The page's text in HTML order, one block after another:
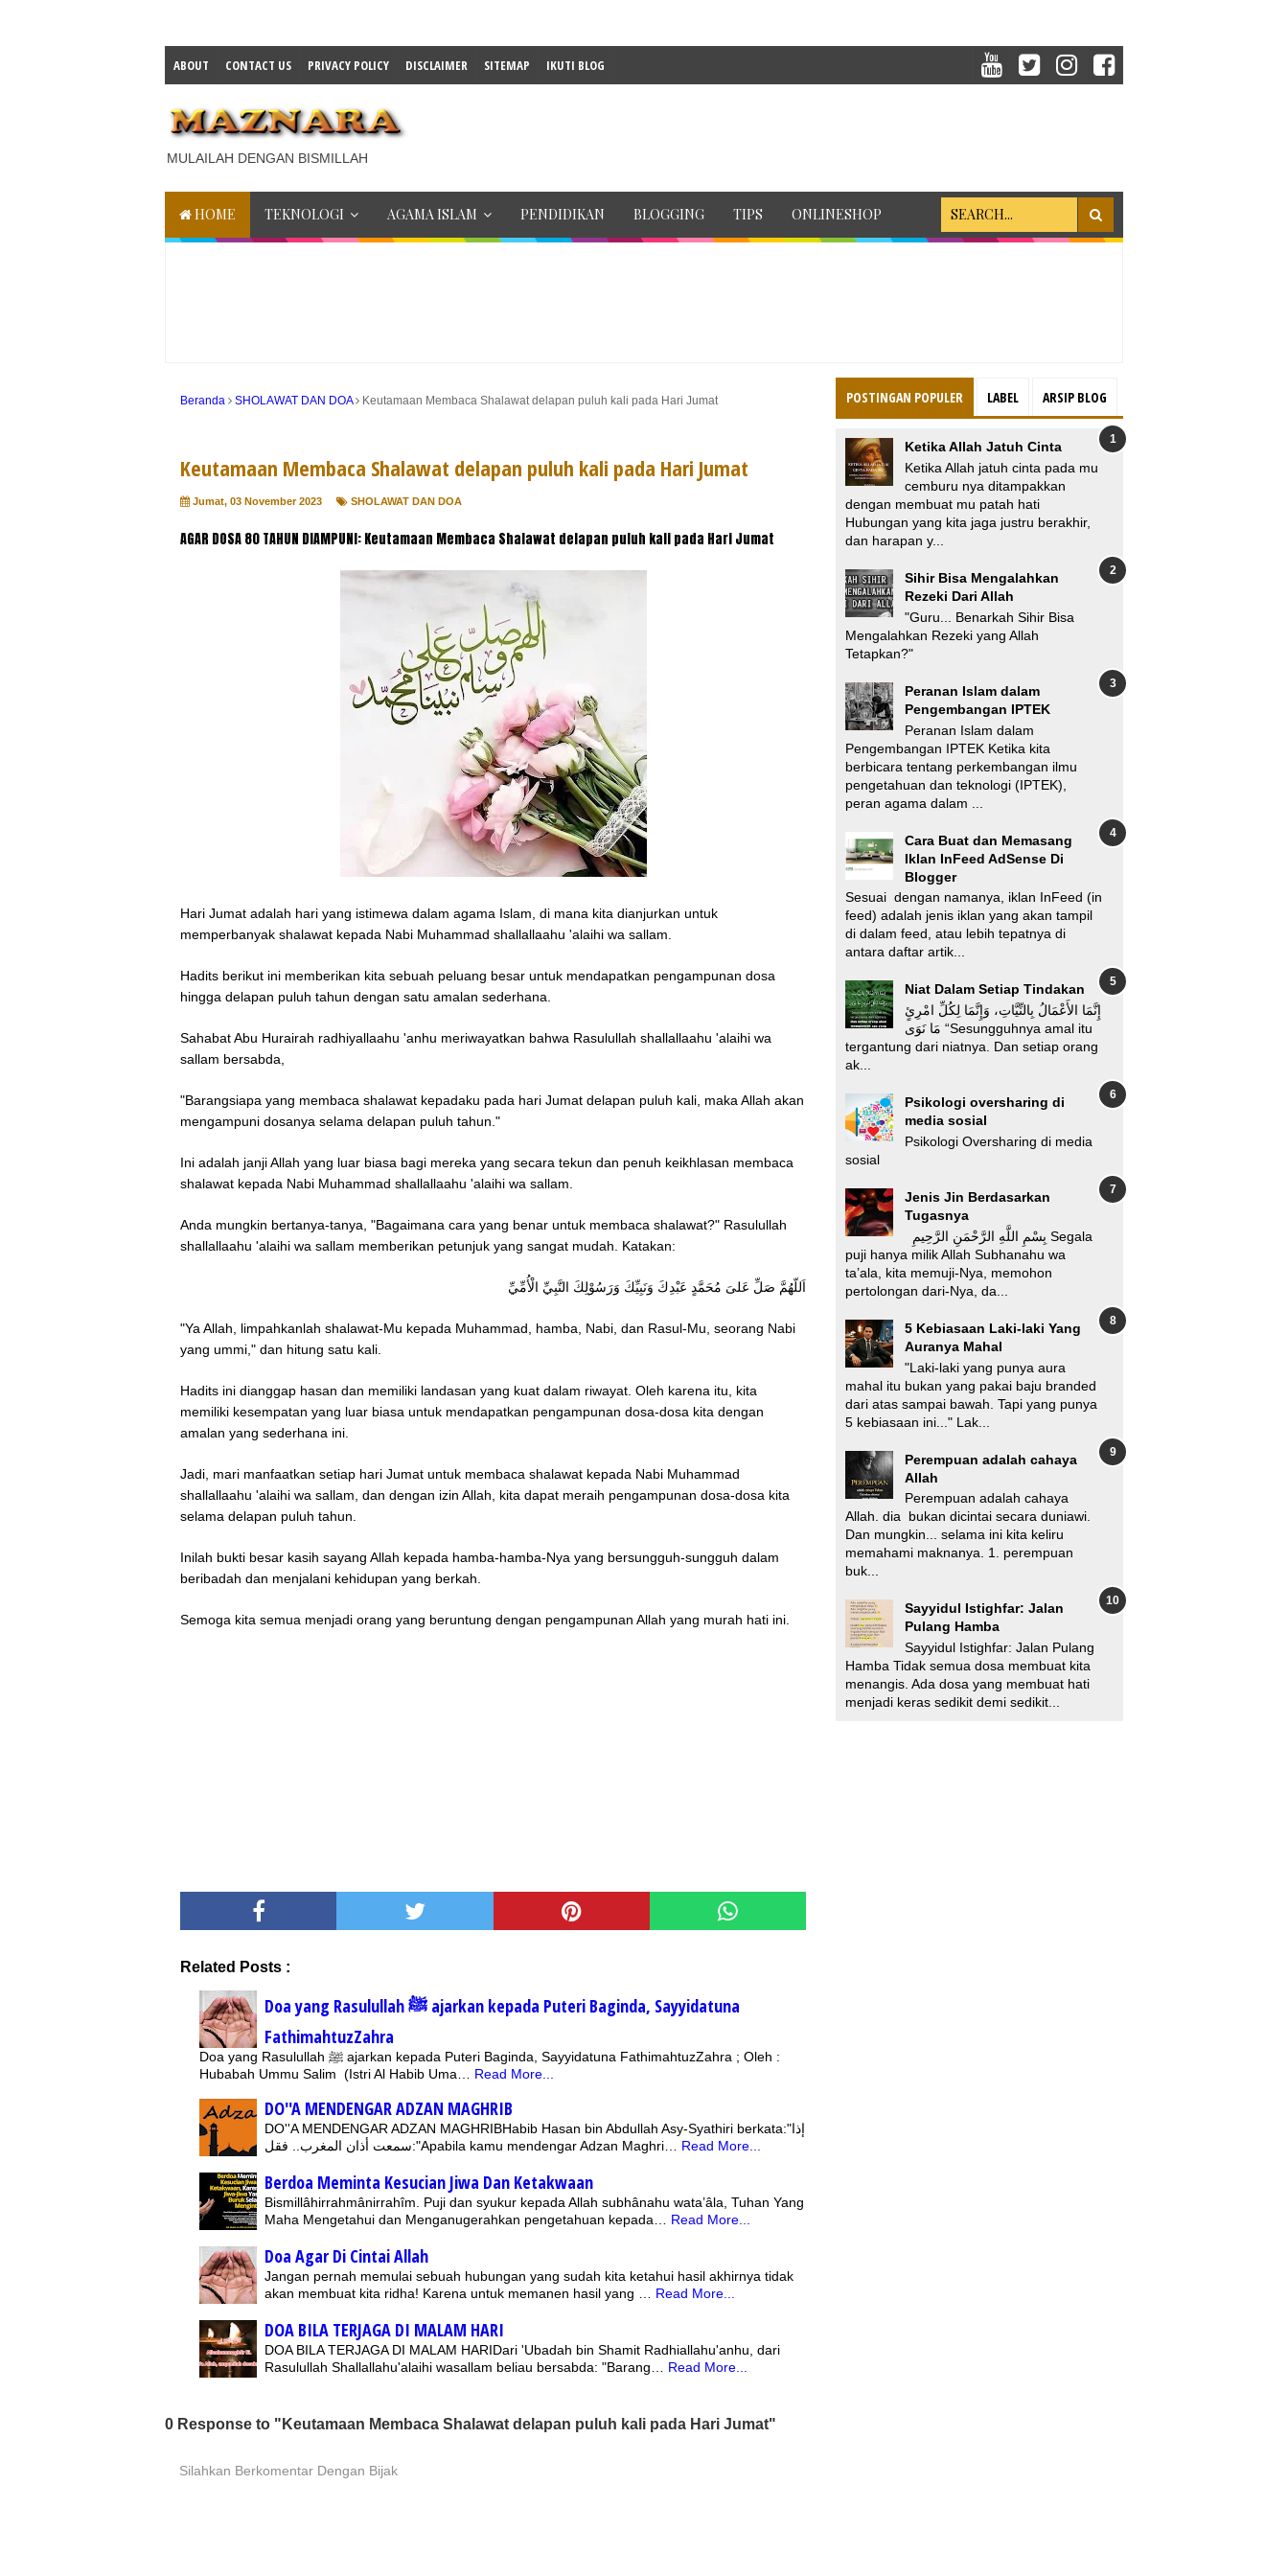
ABOUT CONTACT US PRIVACY POLICY DISCLAIMER SITEMAP IKUTI BLOG
MULAILAH DENGAN BISMILLAH
HOME TEKNOLOGI AGAMA ISLAM PENDIDIKAN BLOGGING TIPS ONLINESHOP
Beranda SHOLAWAT DAN DOA Keutamaan Membaca Shalawat delapan puluh kali pada Hari Jumat
Keutamaan Membaca Shalawat delapan puluh kali pada Hari Jumat
Jumat, 03 November 2023 SHOLAWAT DAN DOA
AGAR DOSA 80 TAHUN DIAMPUNI: Keutamaan Membaca Shalawat delapan puluh kali pada Hari Jumat
Hari Jumat adalah hari yang istimewa dalam agama Islam, di mana kita dianjurkan untuk
memperbanyak shalawat kepada Nabi Muhammad shallallaahu 'alaihi wa sallam.
Hadits berikut ini memberikan kita sebuah peluang besar untuk mendapatkan pengampunan dosa
hingga delapan puluh tahun dengan satu amalan sederhana.
Sahabat Abu Hurairah radhiyallaahu 'anhu meriwayatkan bahwa Rasulullah shallallaahu 'alaihi wa
sallam bersabda,
"Barangsiapa yang membaca shalawat kepadaku pada hari Jumat delapan puluh kali, maka Allah akan
mengampuni dosanya selama delapan puluh tahun."
Ini adalah janji Allah yang luar biasa bagi mereka yang secara tekun dan penuh keikhlasan membaca
shalawat kepada Nabi Muhammad shallallaahu 'alaihi wa sallam.
Anda mungkin bertanya-tanya, "Bagaimana cara yang benar untuk membaca shalawat?" Rasulullah
shallallaahu 'alaihi wa sallam memberikan petunjuk yang sangat mudah. Katakan:
اَللّهُمَّ صَلِّ عَلىَ مُحَمَّدٍ عَبْدِكَ وَنَبِيِّكَ وَرَسُوْلِكَ النَّبِيِّ الْأُمِّيِّ
"Ya Allah, limpahkanlah shalawat-Mu kepada Muhammad, hamba, Nabi, dan Rasul-Mu, seorang Nabi
yang ummi," dan hitung satu kali.
Hadits ini dianggap hasan dan memiliki landasan yang kuat dalam riwayat. Oleh karena itu, kita
memiliki kesempatan yang luar biasa untuk mendapatkan pengampunan dosa-dosa kita dengan
amalan yang sederhana ini.
Jadi, mari manfaatkan setiap hari Jumat untuk membaca shalawat kepada Nabi Muhammad
shallallaahu 'alaihi wa sallam, dan dengan izin Allah, kita dapat meraih pengampunan dosa-dosa kita
selama delapan puluh tahun.
Inilah bukti besar kasih sayang Allah kepada hamba-hamba-Nya yang bersungguh-sungguh dalam
beribadah dan menjalani kehidupan yang berkah.
Semoga kita semua menjadi orang yang beruntung dengan pengampunan Allah yang murah hati ini.
Related Posts :
Doa yang Rasulullah ﷺ ajarkan kepada Puteri Baginda, Sayyidatuna
FathimahtuzZahra
Doa yang Rasulullah ﷺ ajarkan kepada Puteri Baginda, Sayyidatuna FathimahtuzZahra ; Oleh :
Hubabah Ummu Salim (Istri Al Habib Uma… Read More...
DO''A MENDENGAR ADZAN MAGHRIB
DO''A MENDENGAR ADZAN MAGHRIBHabib Hasan bin Abdullah Asy-Syathiri berkata:"إذا
سمعت أذان المغرب.. فقل:"Apabila kamu mendengar Adzan Maghri… Read More...
Berdoa Meminta Kesucian Jiwa Dan Ketakwaan
Bismillâhirrahmânirrahîm. Puji dan syukur kepada Allah subhânahu wata’âla, Tuhan Yang
Maha Mengetahui dan Menganugerahkan pengetahuan kepada… Read More...
Doa Agar Di Cintai Allah
Jangan pernah memulai sebuah hubungan yang sudah kita ketahui hasil akhirnya tidak
akan membuat kita ridha! Karena untuk memanen hasil yang … Read More...
DOA BILA TERJAGA DI MALAM HARI
DOA BILA TERJAGA DI MALAM HARIDari 'Ubadah bin Shamit Radhiallahu'anhu, dari
Rasulullah Shallallahu'alaihi wasallam beliau bersabda: "Barang… Read More...
0 Response to "Keutamaan Membaca Shalawat delapan puluh kali pada Hari Jumat"
Silahkan Berkomentar Dengan Bijak
POSTINGAN POPULER LABEL ARSIP BLOG
Ketika Allah Jatuh Cinta
Ketika Allah jatuh cinta pada mu
cemburu nya ditampakkan
dengan membuat mu patah hati
Hubungan yang kita jaga justru berakhir,
dan harapan y...
Sihir Bisa Mengalahkan
Rezeki Dari Allah
"Guru... Benarkah Sihir Bisa
Mengalahkan Rezeki yang Allah
Tetapkan?"
Peranan Islam dalam
Pengembangan IPTEK
Peranan Islam dalam
Pengembangan IPTEK Ketika kita
berbicara tentang perkembangan ilmu
pengetahuan dan teknologi (IPTEK),
peran agama dalam ...
Cara Buat dan Memasang
Iklan InFeed AdSense Di
Blogger
Sesuai dengan namanya, iklan InFeed (in
feed) adalah jenis iklan yang akan tampil
di dalam feed, atau lebih tepatnya di
antara daftar artik...
Niat Dalam Setiap Tindakan
إِنَّمَا الأَعْمَالُ بِالنِّيَّاتِ، وَإِنَّمَا لِكُلِّ امْرِئٍ
مَا نَوَى “Sesungguhnya amal itu
tergantung dari niatnya. Dan setiap orang
ak...
Psikologi oversharing di
media sosial
Psikologi Oversharing di media
sosial
Jenis Jin Berdasarkan
Tugasnya
puji hanya milik Allah Subhanahu wa
ta’ala, kita memuji-Nya, memohon
pertolongan dari-Nya, da...
5 Kebiasaan Laki-laki Yang
Auranya Mahal
"Laki-laki yang punya aura
mahal itu bukan yang pakai baju branded
dari atas sampai bawah. Tapi yang punya
5 kebiasaan ini..." Lak...
Perempuan adalah cahaya
Allah
Perempuan adalah cahaya
Allah. dia bukan dicintai secara duniawi.
Dan mungkin... selama ini kita keliru
memahami maknanya. 1. perempuan
buk...
Sayyidul Istighfar: Jalan
Pulang Hamba
Sayyidul Istighfar: Jalan Pulang
Hamba Tidak semua dosa membuat kita
menangis. Ada dosa yang membuat hati
menjadi keras sedikit demi sedikit...